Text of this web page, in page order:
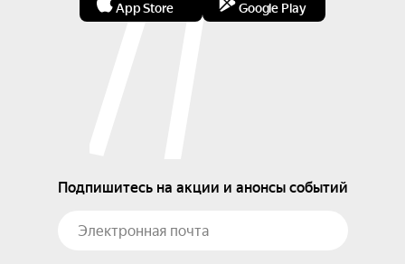
App Store Google Play
Подпишитесь на акции и анонсы событий